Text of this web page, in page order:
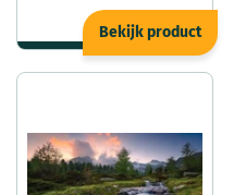
Bekijk product